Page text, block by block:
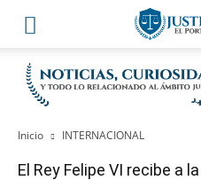
Inicio INTERNACIONAL
El Rey Felipe VI recibe a